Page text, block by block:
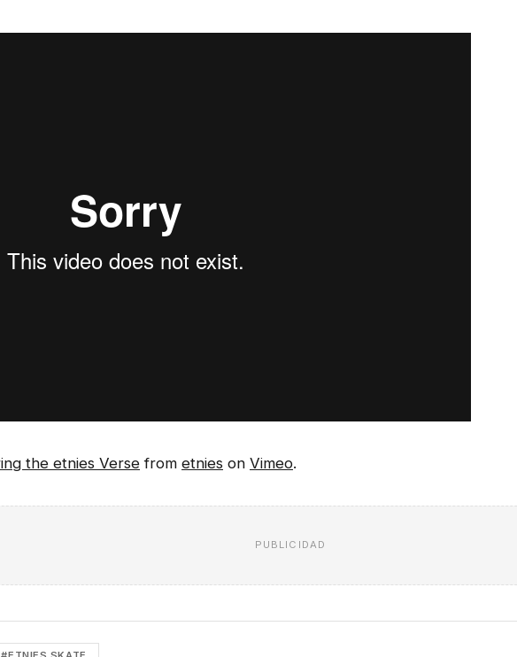
the etnies Versefrom etnies on Vimeo.
PUBLICIDAD